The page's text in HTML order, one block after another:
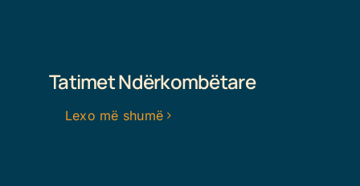
Tatimet Ndërkombëtare
Lexo më shumë